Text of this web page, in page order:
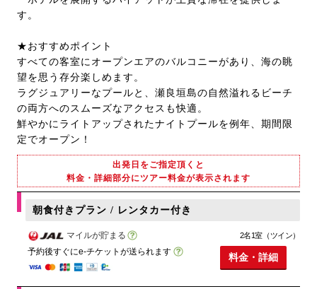
す。
★おすすめポイント
すべての客室にオープンエアのバルコニーがあり、海の眺
望を思う存分楽しめます。
ラグジュアリーなプールと、瀬良垣島の自然溢れるビーチ
の両方へのスムーズなアクセスも快適。
鮮やかにライトアップされたナイトプールを例年、期間限
定でオープン！
出発日をご指定頂くと
料金・詳細部分にツアー料金が表示されます
朝食付きプラン / レンタカー付き
マイルが貯まる
予約後すぐにe-チケットが送られます
2名1室（ツイン）
料金・詳細